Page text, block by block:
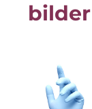
Hotel
bilder